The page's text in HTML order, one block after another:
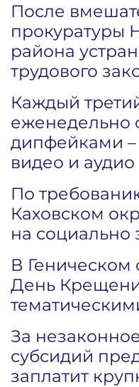
После
прокуратуры
района
трудового
Каждый
еженедельно
дипфейками
видео и аудио
По
Каховском
на социально
В Геническом
День
За
субсидий
заплатит